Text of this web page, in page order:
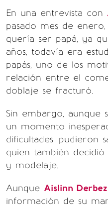
En una entrevista con
pasado mes de
quería ser papá, ya
años, todavía era
papás, uno de los
relación entre el
doblaje se fracturó.
Sin embargo, aunque
un momento
dificultades, pudieron
quien también
y modelaje.
Aunque Aislinn Derbez
información de su